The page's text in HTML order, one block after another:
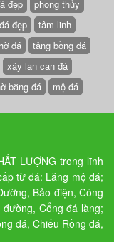
đẹp
phong thủy
đẹp
tâm linh
đá
tảng bồng đá
xây lan can đá
bằng đá mộ đá
LƯỢNG trong lĩnh
từ đá: Lăng mộ đá;
Bảo điện, Công
Cổng đá làng;
đá, Chiếu Rồng đá,